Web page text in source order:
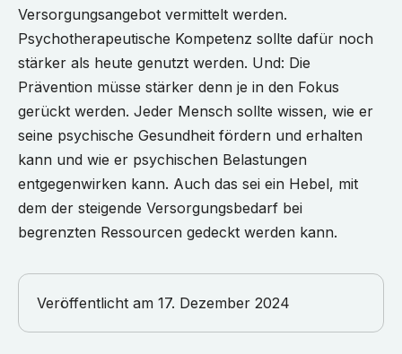
Versorgungsangebot vermittelt werden.
Psychotherapeutische Kompetenz sollte dafür noch
stärker als heute genutzt werden. Und: Die
Prävention müsse stärker denn je in den Fokus
gerückt werden. Jeder Mensch sollte wissen, wie er
seine psychische Gesundheit fördern und erhalten
kann und wie er psychischen Belastungen
entgegenwirken kann. Auch das sei ein Hebel, mit
dem der steigende Versorgungsbedarf bei
begrenzten Ressourcen gedeckt werden kann.
Veröffentlicht am 17. Dezember 2024